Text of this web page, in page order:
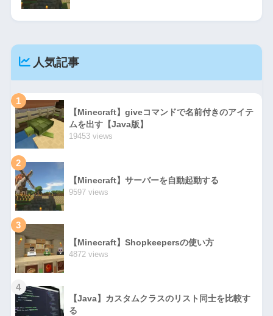
人気記事
1
【Minecraft】giveコマンドで名前付きのアイテ
ムを出す【Java版】
19453 views
2
【Minecraft】サーバーを自動起動する
9597 views
3
【Minecraft】Shopkeepersの使い方
4872 views
4
【Java】カスタムクラスのリスト同士を比較す
る